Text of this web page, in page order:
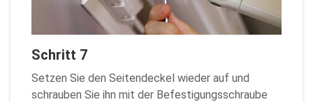
Schritt 7
Setzen Sie den Seitendeckel wieder auf und
schrauben Sie ihn mit der Befestigungsschraube